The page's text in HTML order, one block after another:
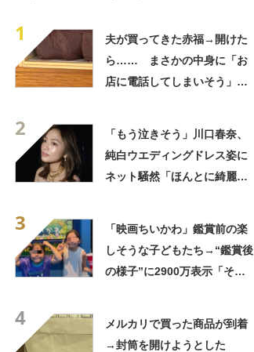
1
夫が買ってきた赤福→開けた
ら…… まさかの中身に「お
店に電話してしまいそう」
2
「もう泣きそう」川口春奈、
純白ウエディングドレス姿に
ネット騒然「ほんとに綺麗」
3
「映画ちいかわ」鑑賞前の楽
しそうな子どもたち→“鑑賞後
の様子”に2900万表示「そう
4
メルカリで買った商品が到着
→封筒を開けようとした